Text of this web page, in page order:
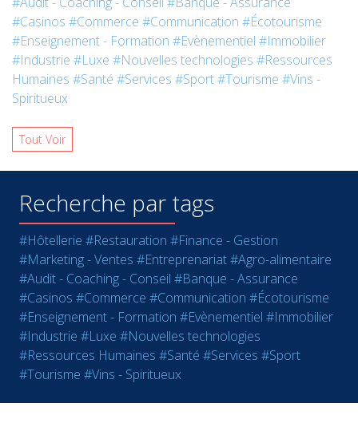
#Casinos #Commerce #Communication #Écotourisme
#Enseignement - Formation #Evènementiel #Immobilier
#Industrie #Luxe #Nouvelles technologies #Ressources
Humaines #Santé #Services #Sport#Tourisme #Vins -
Spiritueux
Tout Voir
Recherche par tags
#Hôtellerie #Restauration #Finance - Gestion
#Marketing - Ventes #Entreprenariat#Agro-alimentaire
#Audit - Coaching - Conseil #Banque - Assurance
#Casinos #Commerce #Communication #Écotourisme
#Enseignement - Formation #Evènementiel #Immobilier
#Industrie #Luxe #Nouvelles technologies
#Ressources Humaines #Santé #Services #Sport
#Tourisme #Vins - Spiritueux